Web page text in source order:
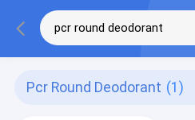
Pcr Round Deodorant (1)